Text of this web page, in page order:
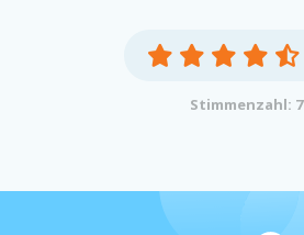
Stimmenzahl: 7